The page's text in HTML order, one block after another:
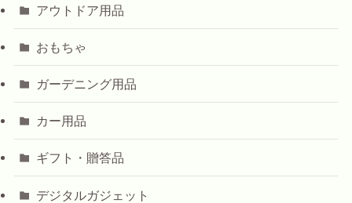
アウトドア用品
おもちゃ
ガーデニング用品
カー用品
ギフト・贈答品
デジタルガジェット